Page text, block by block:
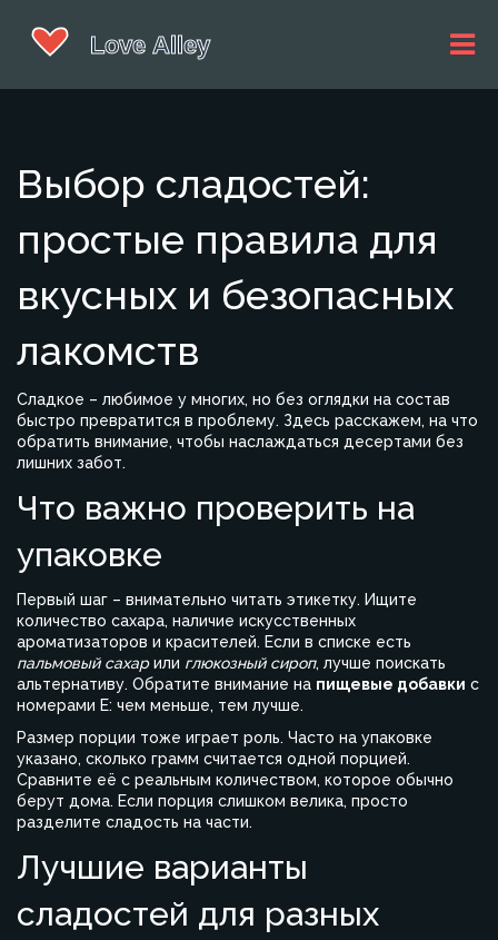
Выбор сладостей:
простые правила для
вкусных и безопасных
лакомств
Сладкое – любимое у многих, но без оглядки на состав
быстро превратится в проблему. Здесь расскажем, на что
обратить внимание, чтобы наслаждаться десертами без
лишних забот.
Что важно проверить на
упаковке
Первый шаг – внимательно читать этикетку. Ищите
количество сахара, наличие искусственных
ароматизаторов и красителей. Если в списке есть
пальмовый сахарили глюкозный сироп, лучше поискать
альтернативу. Обратите внимание на пищевые добавки с
номерами E: чем меньше, тем лучше.
Размер порции тоже играет роль. Часто на упаковке
указано, сколько грамм считается одной порцией.
Сравните её с реальным количеством, которое обычно
берут дома. Если порция слишком велика, просто
разделите сладость на части.
Лучшие варианты
сладостей для разных